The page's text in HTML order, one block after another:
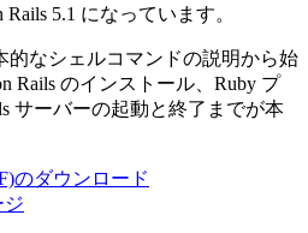
5.1 になっています。
的なシェルコマンドの説明から始
Rails のインストール、Ruby プ
サーバーの起動と終了までが本
のダウンロード
ジ